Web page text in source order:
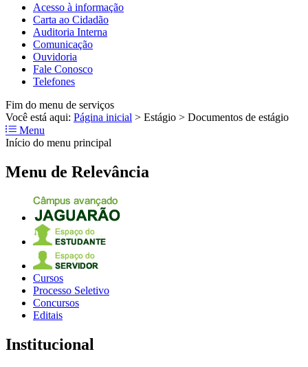
Acesso à informação
Carta ao Cidadão
Auditoria Interna
Comunicação
Ouvidoria
Fale Conosco
Telefones
Fim do menu de serviços
Você está aqui: Página inicial > Estágio > Documentos de estágio
Menu
Início do menu principal
Menu de Relevância
Cursos
Processo Seletivo
Concursos
Editais
Institucional